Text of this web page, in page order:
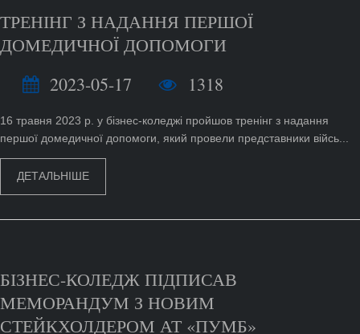
ТРЕНІНГ З НАДАННЯ ПЕРШОЇ
ДОМЕДИЧНОЇ ДОПОМОГИ
2023-05-17
1318
16 травня 2023 р. у бізнес-коледжі пройшов тренінг з надання
першої домедичної допомоги, який провели представники війсь...
ДЕТАЛЬНІШЕ
БІЗНЕС-КОЛЕДЖ ПІДПИСАВ
МЕМОРАНДУМ З НОВИМ
СТЕЙКХОЛДЕРОМ АТ «ПУМБ»